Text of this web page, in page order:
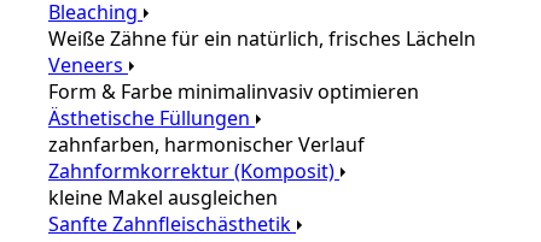
Bleaching
Weiße Zähne für ein natürlich, frisches Lächeln
Veneers
Form & Farbe minimalinvasiv optimieren
Ästhetische Füllungen
zahnfarben, harmonischer Verlauf
Zahnformkorrektur (Komposit)
kleine Makel ausgleichen
Sanfte Zahnfleischästhetik